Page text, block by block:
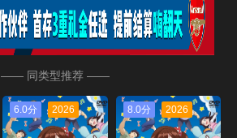
—— 同类型推荐 ——
6.0分 2026 8.0分 2026